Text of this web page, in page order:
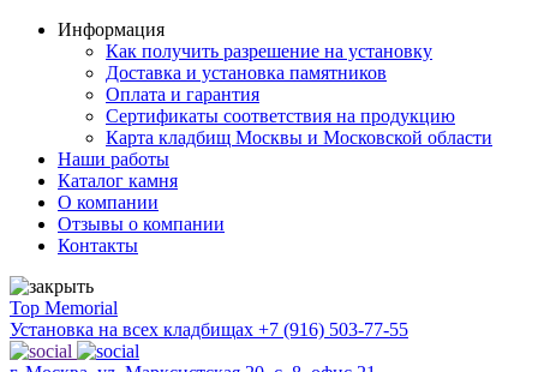
Информация
Как получить разрешение на установку
Доставка и установка памятников
Оплата и гарантия
Сертификаты соответствия на продукцию
Карта кладбищ Москвы и Московской области
Наши работы
Каталог камня
О компании
Отзывы о компании
Контакты
Top Memorial
Установка на всех кладбищах +7 (916) 503-77-55